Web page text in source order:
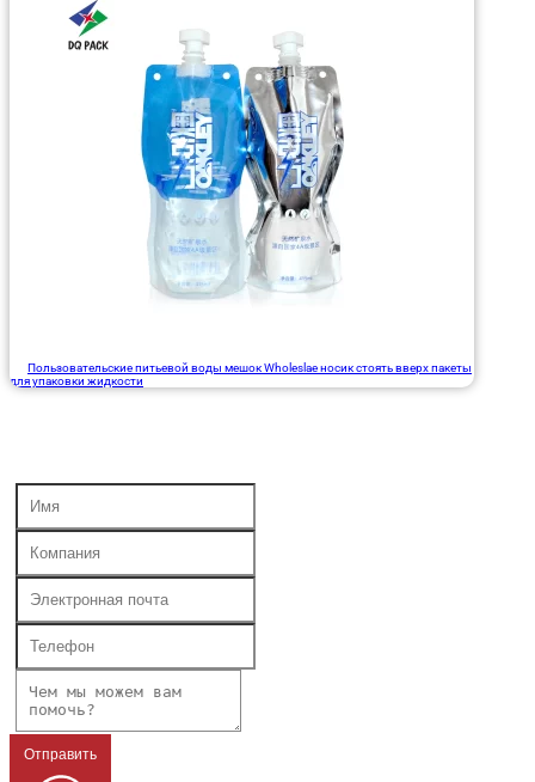
Пользовательские питьевой воды мешок Wholeslae носик стоять вверх пакеты
для упаковки жидкости
Отправить